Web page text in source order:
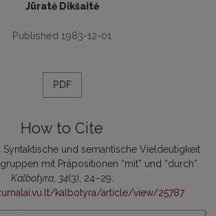
Jūratė Dikšaitė
Published 1983-12-01
PDF
How to Cite
Syntaktische und semantische Vieldeutigkeit
mit Präpositionen “mit” und “durch”.
Kalbotyra, 34(3), 24–29.
kalbotyra/article/view/25787